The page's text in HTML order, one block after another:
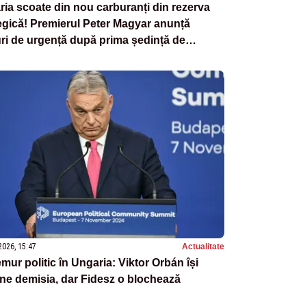
scoate din nou carburanți din rezerva
Premierul Peter Magyar anunță
de urgență după prima ședință de
15:47 Actualitate
politic în Ungaria: Viktor Orbán își
demisia, dar Fidesz o blochează